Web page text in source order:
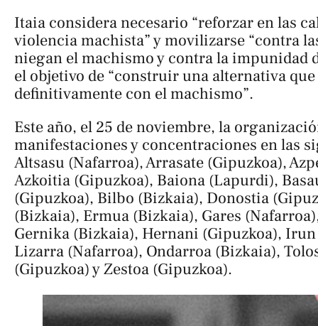
Itaia considera necesario “reforzar en las
violencia machista” y movilizarse “contra
niegan el machismo y contra la impunidad
el objetivo de “construir una alternativa que
definitivamente con el machismo”.
Este año, el 25 de noviembre, la
manifestaciones y concentraciones en las
Altsasu (Nafarroa), Arrasate (Gipuzkoa),
Azkoitia (Gipuzkoa), Baiona (Lapurdi),
(Gipuzkoa), Bilbo (Bizkaia), Donostia
(Bizkaia), Ermua (Bizkaia), Gares
Gernika (Bizkaia), Hernani (Gipuzkoa),
Lizarra (Nafarroa), Ondarroa (Bizkaia),
(Gipuzkoa) y Zestoa (Gipuzkoa).